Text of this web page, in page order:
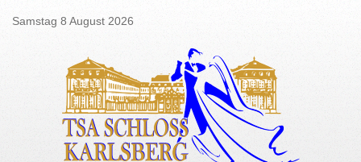
Samstag 8 August 2026